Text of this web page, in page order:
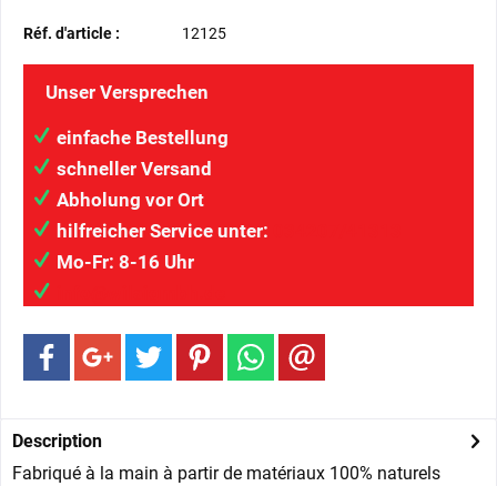
Réf. d'article : 12125
Unser Versprechen
einfache Bestellung
schneller Versand
Abholung vor Ort
hilfreicher Service unter:
Mo-Fr: 8-16 Uhr
Description
Fabriqué à la main à partir de matériaux 100% naturels